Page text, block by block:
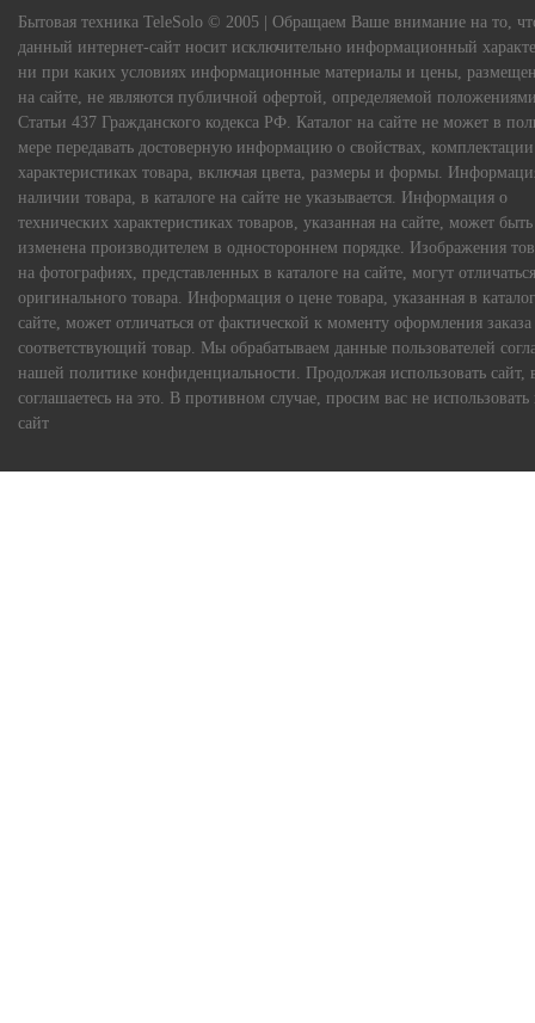
Бытовая техника TeleSolo © 2005 | Обращаем Ваше внимание на то,
данный интернет-сайт носит исключительно информационный
ни при каких условиях информационные материалы и цены,
на сайте, не являются публичной офертой, определяемой
Статьи 437 Гражданского кодекса РФ. Каталог на сайте не может в
мере передавать достоверную информацию о свойствах,
характеристиках товара, включая цвета, размеры и формы.
наличии товара, в каталоге на сайте не указывается. Информация о
технических характеристиках товаров, указанная на сайте, может быть
изменена производителем в одностороннем порядке. Изображения
на фотографиях, представленных в каталоге на сайте, могут
оригинального товара. Информация о цене товара, указанная в
сайте, может отличаться от фактической к моменту оформления заказа
соответствующий товар. Мы обрабатываем данные пользователей
нашей политике конфиденциальности. Продолжая использовать сайт,
соглашаетесь на это. В противном случае, просим вас не
сайт